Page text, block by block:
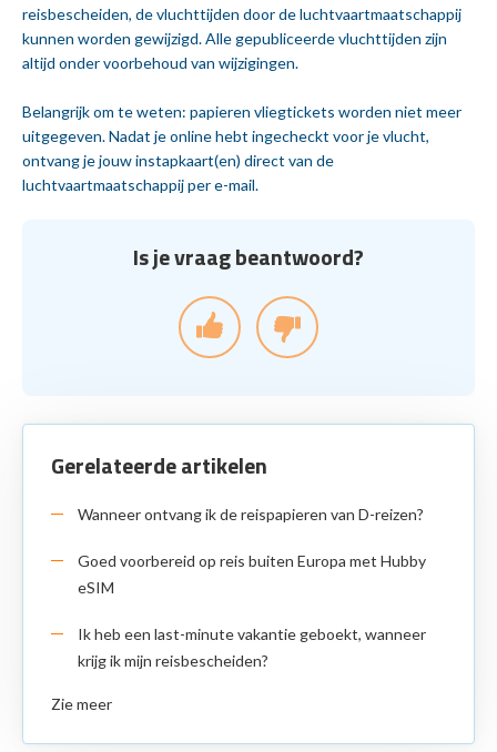
reisbescheiden, de vluchttijden door de luchtvaartmaatschappij
kunnen worden gewijzigd. Alle gepubliceerde vluchttijden zijn
altijd onder voorbehoud van wijzigingen.
Belangrijk om te weten: papieren vliegtickets worden niet meer
uitgegeven. Nadat je online hebt ingecheckt voor je vlucht,
ontvang je jouw instapkaart(en) direct van de
luchtvaartmaatschappij per e-mail.
Is je vraag beantwoord?
Gerelateerde artikelen
Wanneer ontvang ik de reispapieren van D-reizen?
Goed voorbereid op reis buiten Europa met Hubby
eSIM
Ik heb een last-minute vakantie geboekt, wanneer
krijg ik mijn reisbescheiden?
Zie meer